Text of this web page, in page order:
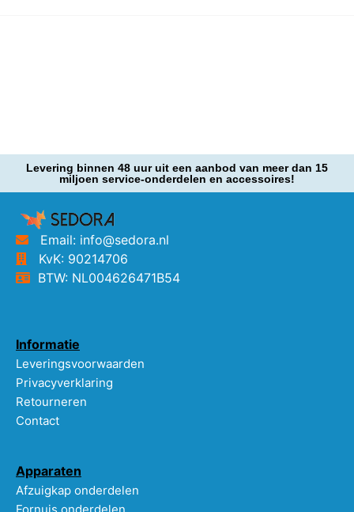
Levering binnen 48 uur uit een aanbod van meer dan 15
miljoen service-onderdelen en accessoires!
Email: info@sedora.nl
KvK: 90214706
BTW: NL004626471B54
Informatie
Leveringsvoorwaarden
Privacyverklaring
Retourneren
Contact
Apparaten
Afzuigkap onderdelen